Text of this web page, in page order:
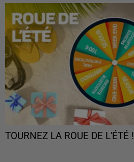
TOURNEZ LA ROUE DE L'ÉTÉ !